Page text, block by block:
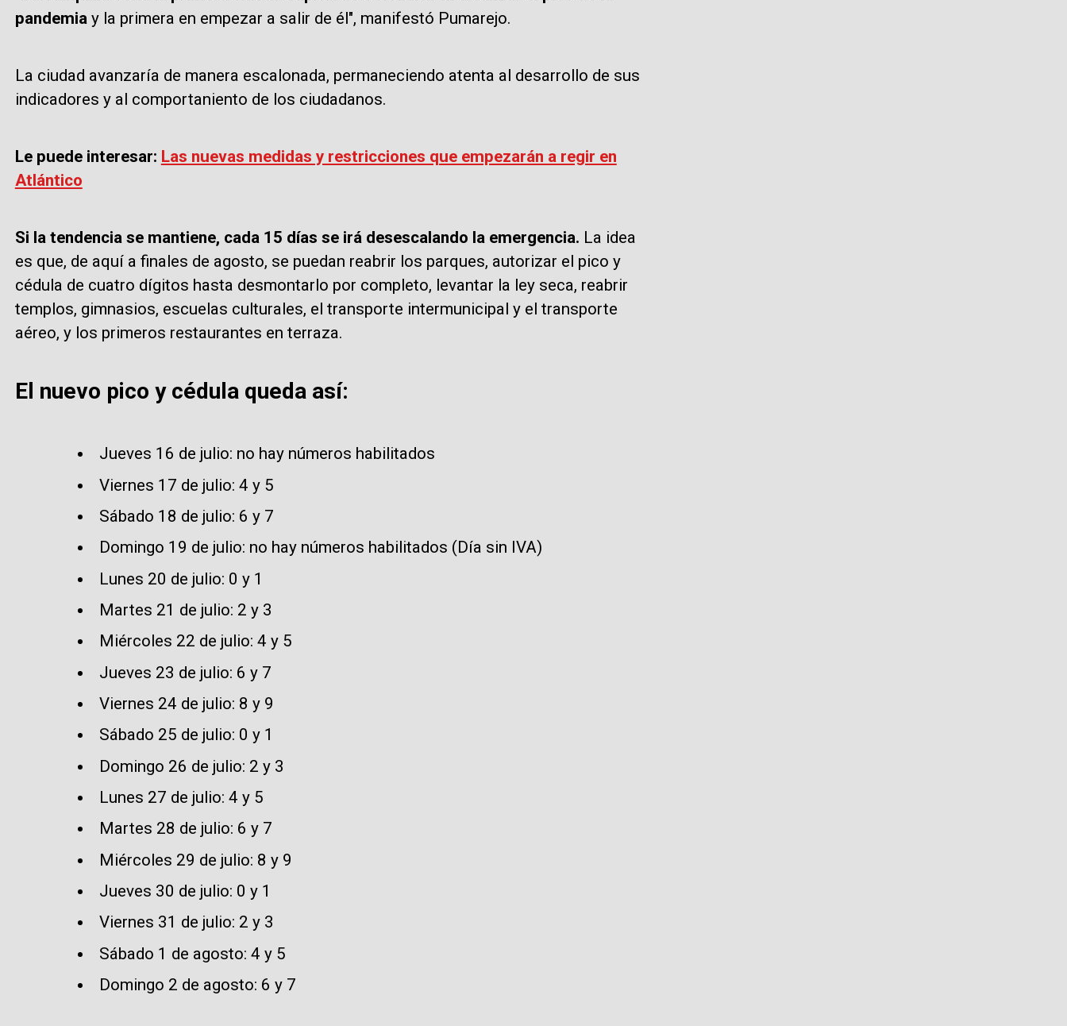
pandemia y la primera en empezar a salir de él", manifestó Pumarejo.
La ciudad avanzaría de manera escalonada, permaneciendo atenta al desarrollo de sus
indicadores y al comportaniento de los ciudadanos.
Le puede interesar: Las nuevas medidas y restricciones que empezarán a regir en
Atlántico
Si la tendencia se mantiene, cada 15 días se irá desescalando la emergencia. La idea
es que, de aquí a finales de agosto, se puedan reabrir los parques, autorizar el pico y
cédula de cuatro dígitos hasta desmontarlo por completo, levantar la ley seca, reabrir
templos, gimnasios, escuelas culturales, el transporte intermunicipal y el transporte
aéreo, y los primeros restaurantes en terraza.
El nuevo pico y cédula queda así:
Jueves 16 de julio: no hay números habilitados
Viernes 17 de julio: 4 y 5
Sábado 18 de julio: 6 y 7
Domingo 19 de julio: no hay números habilitados (Día sin IVA)
Lunes 20 de julio: 0 y 1
Martes 21 de julio: 2 y 3
Miércoles 22 de julio: 4 y 5
Jueves 23 de julio: 6 y 7
Viernes 24 de julio: 8 y 9
Sábado 25 de julio: 0 y 1
Domingo 26 de julio: 2 y 3
Lunes 27 de julio: 4 y 5
Martes 28 de julio: 6 y 7
Miércoles 29 de julio: 8 y 9
Jueves 30 de julio: 0 y 1
Viernes 31 de julio: 2 y 3
Sábado 1 de agosto: 4 y 5
Domingo 2 de agosto: 6 y 7